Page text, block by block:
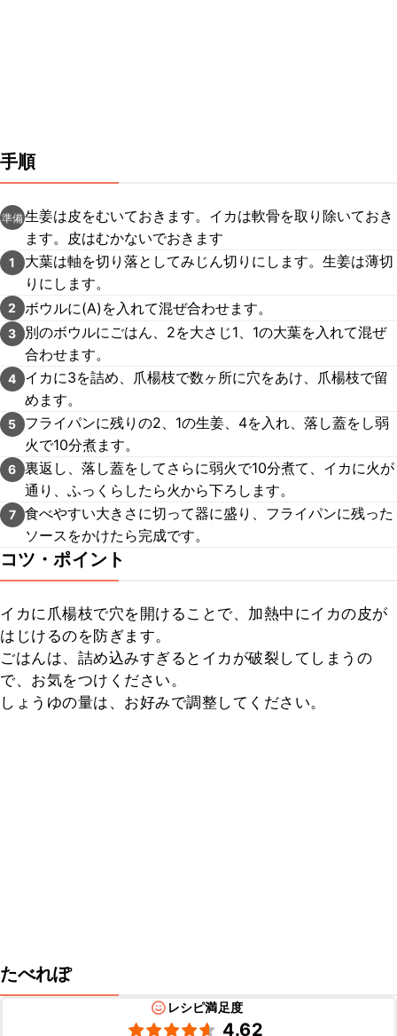
手順
準備生姜は皮をむいておきます。イカは軟骨を取り除いておき
ます。皮はむかないでおきます
1
大葉は軸を切り落としてみじん切りにします。生姜は薄切
りにします。
2 ボウルに(A)を入れて混ぜ合わせます。
3
別のボウルにごはん、2を大さじ1、1の大葉を入れて混ぜ
合わせます。
4
イカに3を詰め、爪楊枝で数ヶ所に穴をあけ、爪楊枝で留
めます。
5
フライパンに残りの2、1の生姜、4を入れ、落し蓋をし弱
火で10分煮ます。
6 裏返し、落し蓋をしてさらに弱火で10分煮て、イカに火が
通り、ふっくらしたら火から下ろします。
7 食べやすい大きさに切って器に盛り、フライパンに残った
ソースをかけたら完成です。
コツ・ポイント
イカに爪楊枝で穴を開けることで、加熱中にイカの皮が
はじけるのを防ぎます。
ごはんは、詰め込みすぎるとイカが破裂してしまうの
で、お気をつけください。
しょうゆの量は、お好みで調整してください。
たべれぽ
レシピ満足度
4.62